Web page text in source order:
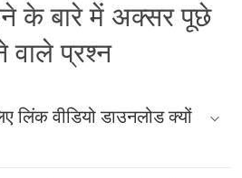
के बारे में अक्सर पूछे
वाले प्रश्न
वीडियो डाउनलोड क्यों